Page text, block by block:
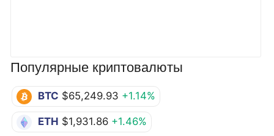
Популярные криптовалюты
BTC $65,249.93 +1.14%
ETH $1,931.86 +1.46%